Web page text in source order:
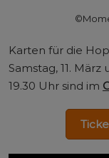
Karten für die
Samstag, 11.
19.30 Uhr sind im